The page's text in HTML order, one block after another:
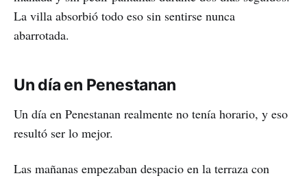
La villa absorbió todo eso sin sentirse nunca
abarrotada.
Un día en Penestanan
Un día en Penestanan realmente no tenía horario, y eso
resultó ser lo mejor.
Las mañanas empezaban despacio en la terraza con